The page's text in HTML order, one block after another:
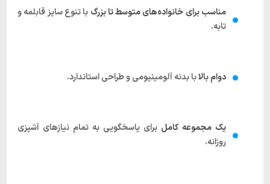
مناسب برای خانواده‌های متوسط تا بزرگ با تنوع سایز قابلمه و
تابه.
دوام بالابا بدنه آلومینیومی و طراحی استاندارد.
یک مجموعه کامل برای پاسخگویی به تمام نیازهای آشپزی
روزانه.